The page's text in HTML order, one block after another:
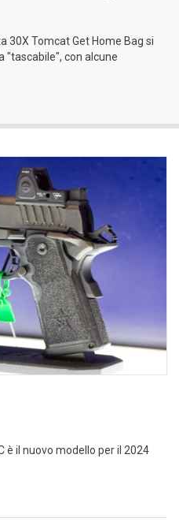
30X Tomcat Get Home Bag si
"tascabile", con alcune
è il nuovo modello per il 2024